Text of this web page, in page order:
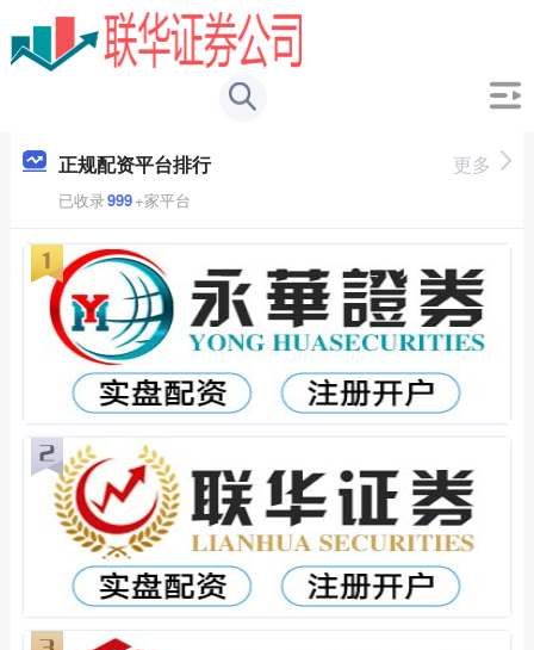
正规配资平台排行
已收录999+家平台
更多